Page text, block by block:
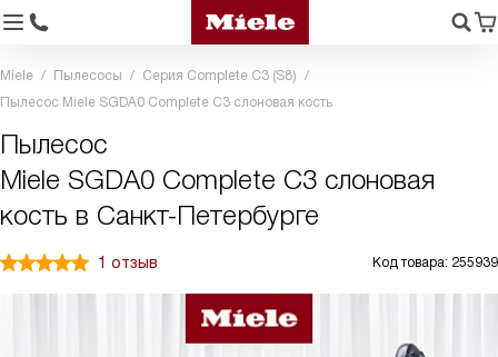
Miele Пылесосы
Серия Complete C3 (S8)
Пылесос Miele SGDA0 Complete C3 слоновая кость
Пылесос
Miele SGDA0 Complete C3 слоновая
кость в Санкт-Петербурге
1 отзыв Код товара: 255939